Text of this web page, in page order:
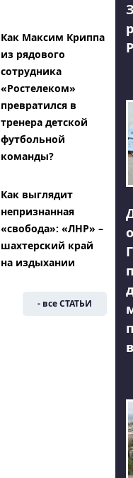
Как Максим Криппа
из рядового
сотрудника
«Ростелеком»
превратился в
тренера детской
футбольной
команды?
Как выглядит
непризнанная
«свобода»: «ЛНР» –
шахтерский край
на издыхании
- все СТАТЬИ